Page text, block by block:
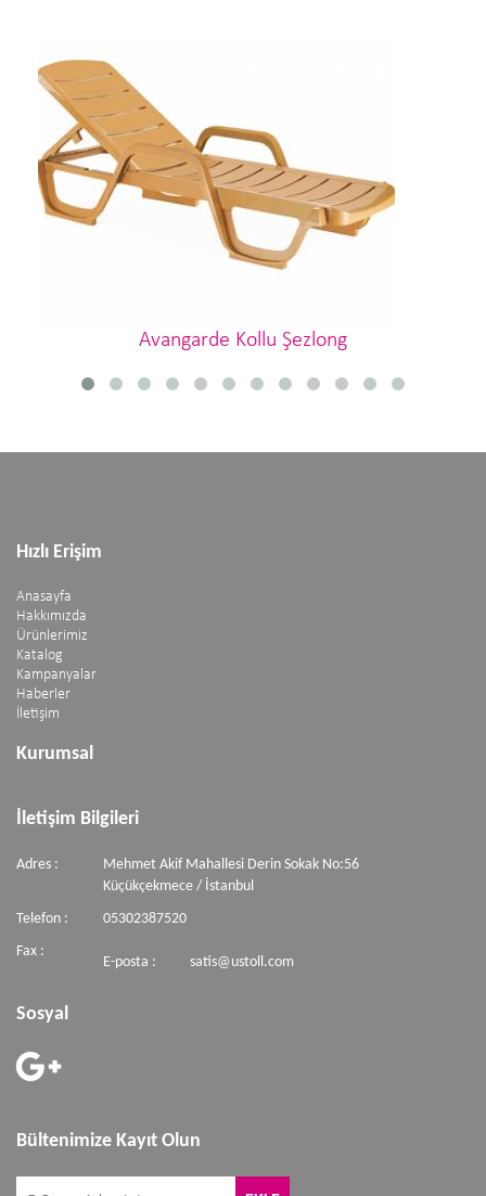
Avangarde Kollu Şezlong
Hızlı Erişim
Anasayfa
Hakkımızda
Ürünlerimiz
Katalog
Kampanyalar
Haberler
İletişim
Kurumsal
İletişim Bilgileri
Adres :
Mehmet Akif Mahallesi Derin Sokak No:56
Küçükçekmece / İstanbul
Telefon :
05302387520
Fax :
E-posta : satis@ustoll.com
Sosyal
Bültenimize Kayıt Olun